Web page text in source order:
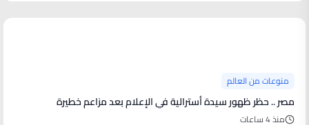
منوعات من العالم
مصر .. حظر ظهور سيدة أسترالية في الإعلام بعد مزاعم خطيرة
منذ 4 ساعات